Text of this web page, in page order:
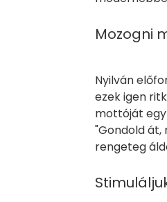
Mozogni
Nyilván
ezek igen
mottóját
"Gondold át,
rengeteg